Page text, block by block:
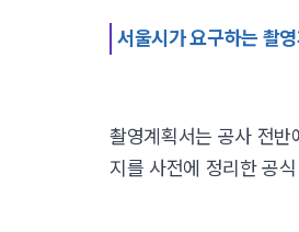
서울시가 요구하는 촬
촬영계획서는 공사 전
지를 사전에 정리한 공